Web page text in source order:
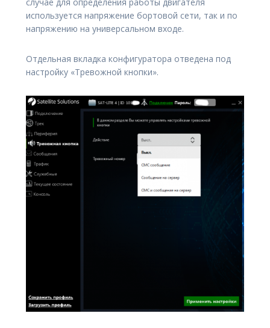
используется напряжение бортовой сети, так и по
напряжению на универсальном входе.
Отдельная вкладка конфигуратора отведена под
настройку «Тревожной кнопки».